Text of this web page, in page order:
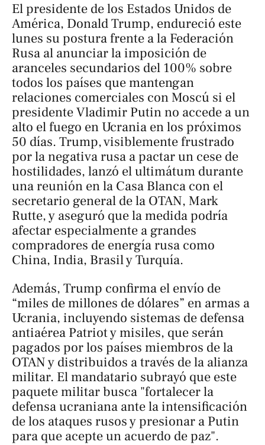
El presidente de los Estados Unidos de
América, Donald Trump, endureció este
lunes su postura frente a la Federación
Rusa al anunciar la imposición de
aranceles secundarios del 100% sobre
todos los países que mantengan
relaciones comerciales con Moscú si el
presidente Vladimir Putin no accede a un
alto el fuego en Ucrania en los próximos
50 días. Trump, visiblemente frustrado
por la negativa rusa a pactar un cese de
hostilidades, lanzó el ultimátum durante
una reunión en la Casa Blanca con el
secretario general de la OTAN, Mark
Rutte, y aseguró que la medida podría
afectar especialmente a grandes
compradores de energía rusa como
China, India, Brasil y Turquía.
Además, Trump confirma el envío de
“miles de millones de dólares” en armas a
Ucrania, incluyendo sistemas de defensa
antiaérea Patriot y misiles, que serán
pagados por los países miembros de la
OTAN y distribuidos a través de la alianza
militar. El mandatario subrayó que este
paquete militar busca "fortalecer la
defensa ucraniana ante la intensificación
de los ataques rusos y presionar a Putin
para que acepte un acuerdo de paz".